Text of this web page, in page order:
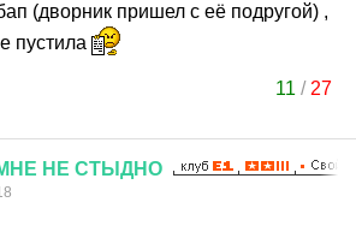
(дворник пришел с её подругой) ,
пустила
11 / 27
НЕ СТЫДНО